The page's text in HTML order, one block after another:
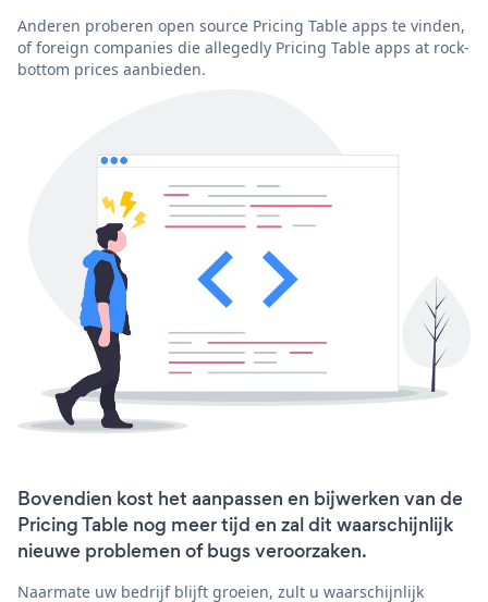
Anderen proberen open source Pricing Table apps te vinden,
of foreign companies die allegedly Pricing Table apps at rock-
bottom prices aanbieden.
Bovendien kost het aanpassen en bijwerken van de
Pricing Table nog meer tijd en zal dit waarschijnlijk
nieuwe problemen of bugs veroorzaken.
Naarmate uw bedrijf blijft groeien, zult u waarschijnlijk